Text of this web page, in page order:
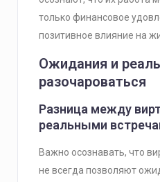
только финансовое
позитивное влияние на
Ожидания и
разочароваться
Разница между
реальными
Важно осознавать, что
не всегда позволяют